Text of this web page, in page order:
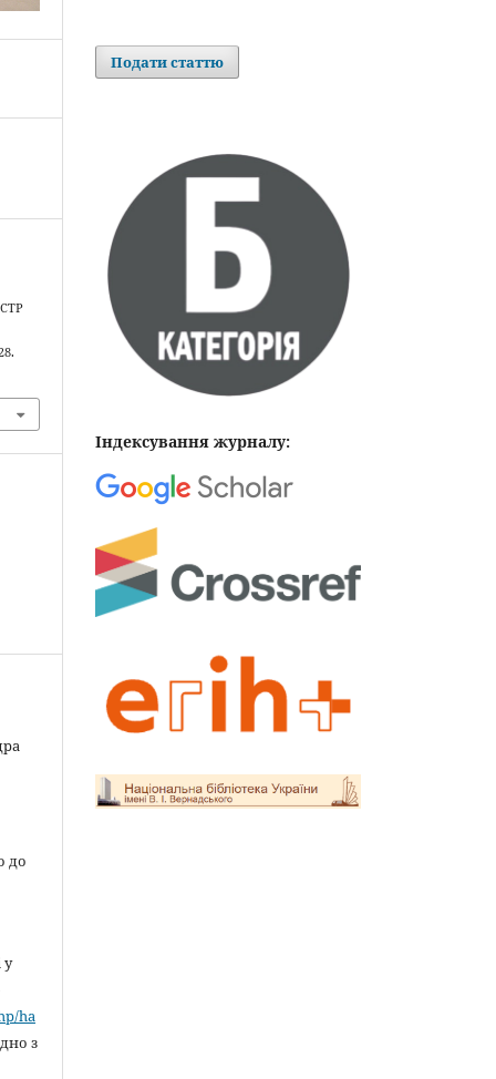
до
у
ha
з
Подати статтю
Індексування журналу: